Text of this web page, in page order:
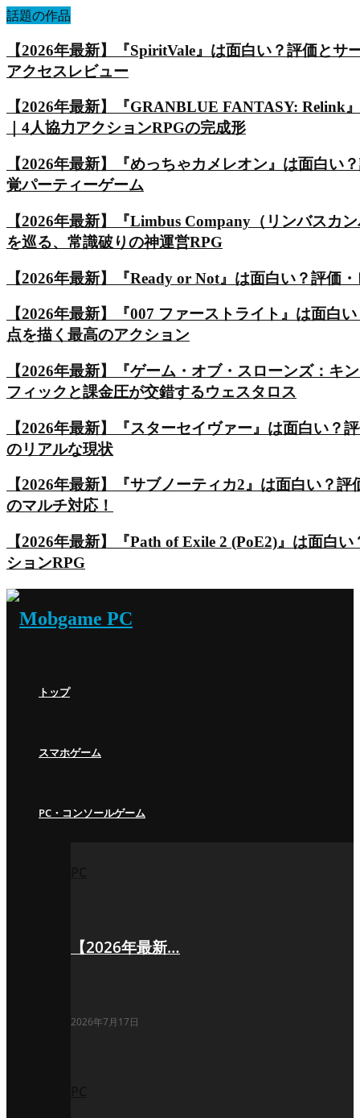
話題の作品
【2026年最新】『SpiritVale』は面白い？評価と
アクセスレビュー
【2026年最新】『GRANBLUE FANTASY: Relink
｜4人協力アクションRPGの完成形
【2026年最新】『めっちゃカメレオン』は面白
覚パーティーゲーム
【2026年最新】『Limbus Company（リンバスカ
を巡る、常識破りの神運営RPG
【2026年最新】『Ready or Not』は面白い？評価
【2026年最新】『007 ファーストライト』は面白
点を描く最高のアクション
【2026年最新】『ゲーム・オブ・スローンズ：
フィックと課金圧が交錯するウェスタロス
【2026年最新】『スターセイヴァー』は面白い
のリアルな現状
【2026年最新】『サブノーティカ2』は面白い？
のマルチ対応！
【2026年最新】『Path of Exile 2 (PoE2)』は面白
ションRPG
トップ
スマホゲーム
PC・コンソールゲーム
【2026年最新…
2026年7月17日